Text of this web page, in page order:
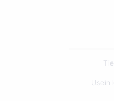
Usein